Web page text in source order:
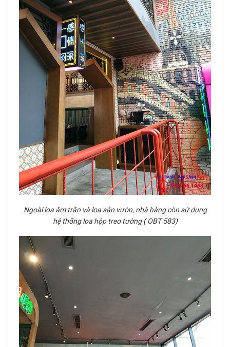
Ngoài loa âm trần và loa sân vườn, nhà hàng còn sử dụng
hệ thống loa hộp treo tường ( OBT 583)